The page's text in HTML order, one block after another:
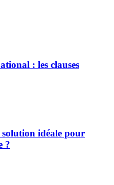
: les clauses
idéale pour
?